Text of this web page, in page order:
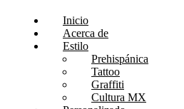
Inicio
Acerca de
Estilo
Prehispánica
Tattoo
Graffiti
Cultura MX